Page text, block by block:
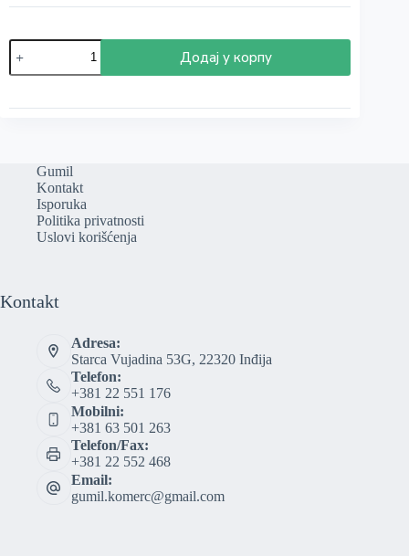
Muzna
jedinica
za
количина
Додај у корпу
Gumil
Kontakt
Isporuka
Politika privatnosti
Uslovi korišćenja
Kontakt
Adresa:
Starca Vujadina 53G, 22320 Inđija
Telefon:
+381 22 551 176
Mobilni:
+381 63 501 263
Telefon/Fax:
+381 22 552 468
Email:
gumil.komerc@gmail.com